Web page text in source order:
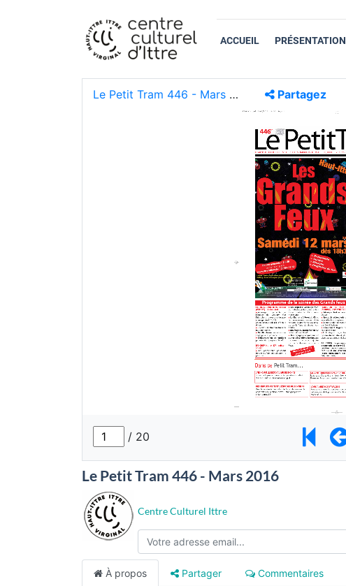
ACCUEIL PRÉSENTATION
Le Petit Tram 446 - Mars 2016
Centre Culturel Ittre
À propos Partager Commentaires